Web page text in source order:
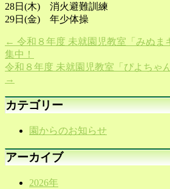
28日(木) 消火避難訓練
29日(金) 年少体操
← 令和８年度 未就園児教室「みぬま
集中！
令和８年度 未就園児教室「ぴよちゃ
→
カテゴリー
園からのお知らせ
アーカイブ
2026年